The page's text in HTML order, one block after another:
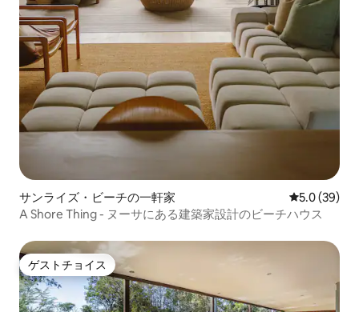
サンライズ・ビーチの一軒家 レビュー39
5.0 (39)
A Shore Thing - ヌーサにある建築家設計のビーチハウス
ゲストチョイス
ゲストチョイス